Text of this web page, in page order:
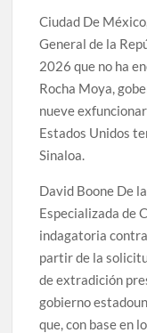
Ciudad De
General de la
2026 que no ha
Rocha Moya,
nueve
Estados Unidos
Sinaloa.
David Boone De
Especializada de
indagatoria
partir de la
de extradición
gobierno
que, con base en